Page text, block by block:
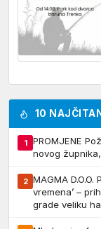
10
1
PROMJENE
novog
2 MAGMA
vremena’ –
grade veliku